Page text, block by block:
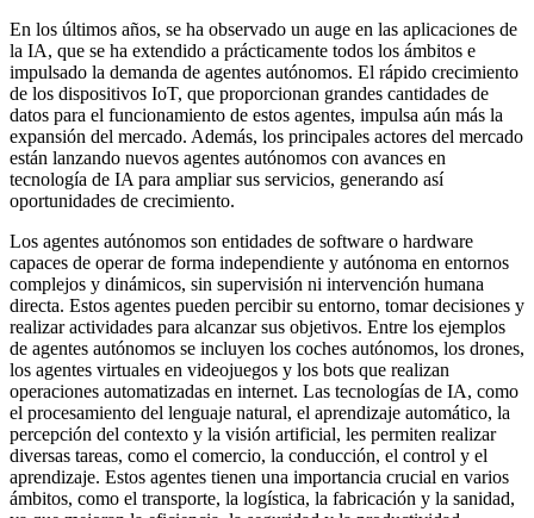
En los últimos años, se ha observado un auge en las aplicaciones de
la IA, que se ha extendido a prácticamente todos los ámbitos e
impulsado la demanda de agentes autónomos. El rápido crecimiento
de los dispositivos IoT, que proporcionan grandes cantidades de
datos para el funcionamiento de estos agentes, impulsa aún más la
expansión del mercado. Además, los principales actores del mercado
están lanzando nuevos agentes autónomos con avances en
tecnología de IA para ampliar sus servicios, generando así
oportunidades de crecimiento.
Los agentes autónomos son entidades de software o hardware
capaces de operar de forma independiente y autónoma en entornos
complejos y dinámicos, sin supervisión ni intervención humana
directa. Estos agentes pueden percibir su entorno, tomar decisiones y
realizar actividades para alcanzar sus objetivos. Entre los ejemplos
de agentes autónomos se incluyen los coches autónomos, los drones,
los agentes virtuales en videojuegos y los bots que realizan
operaciones automatizadas en internet. Las tecnologías de IA, como
el procesamiento del lenguaje natural, el aprendizaje automático, la
percepción del contexto y la visión artificial, les permiten realizar
diversas tareas, como el comercio, la conducción, el control y el
aprendizaje. Estos agentes tienen una importancia crucial en varios
ámbitos, como el transporte, la logística, la fabricación y la sanidad,